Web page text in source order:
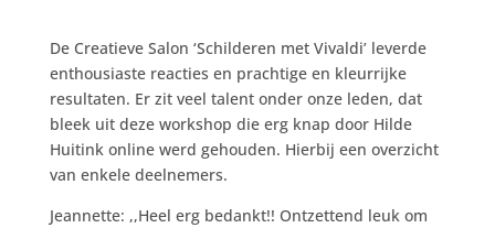
De Creatieve Salon ‘Schilderen met Vivaldi’ leverde
enthousiaste reacties en prachtige en kleurrijke
resultaten. Er zit veel talent onder onze leden, dat
bleek uit deze workshop die erg knap door Hilde
Huitink online werd gehouden. Hierbij een overzicht
van enkele deelnemers.
Jeannette: ,,Heel erg bedankt!! Ontzettend leuk om